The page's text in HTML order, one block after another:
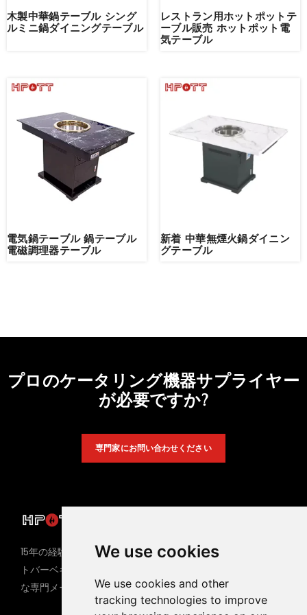
We use cookies
We use cookies and other
tracking technologies to improve
木製中華鍋テーブル シング
ルミニ鍋ダイニングテーブル
レストラン用ホットポットテ
ーブル販売 ホットポット電
気テーブル
電気鍋テーブル 鍋テーブル
電磁調理器テーブル
新着 中華無煙火鍋ダイニン
グテーブル
プロのケータリング機器サプライヤー
が必要ですか?
専門家にお問い合わせください
15年の経験を持つホットポッ
トバーベキュー機器の世界的
な専門メーカー
ホットポットテーブル
ガスバーベキューグリル
電気バーベキューグリル